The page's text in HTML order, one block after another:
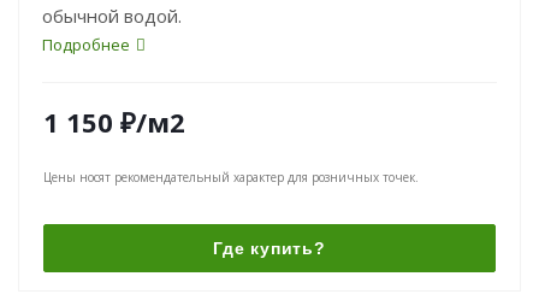
обычной водой.
Подробнее
1 150 ₽/м2
Цены носят рекомендательный характер для розничных точек.
Где купить?